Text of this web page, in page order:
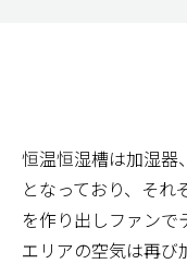
恒温恒湿槽は加湿器
となっており、それ
を作り出しファンで
エリアの空気は再び